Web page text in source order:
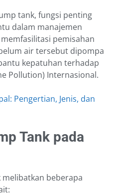
tank, fungsi penting
dalam manajemen
pemisahan
air tersebut dipompa
kepatuhan terhadap
Pollution) Internasional.
Pengertian, Jenis, dan
Tank pada
beberapa